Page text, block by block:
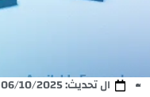
ال تحديث: 06/10/2025